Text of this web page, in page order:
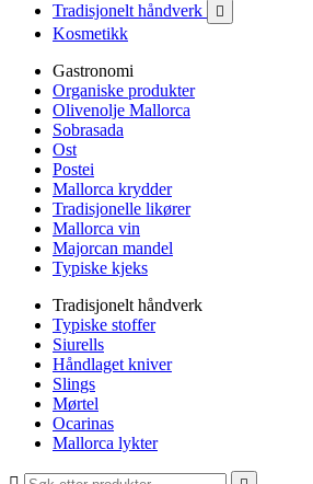
Tradisjonelt håndverk 
Kosmetikk
Gastronomi
Organiske produkter
Olivenolje Mallorca
Sobrasada
Ost
Postei
Mallorca krydder
Tradisjonelle likører
Mallorca vin
Majorcan mandel
Typiske kjeks
Tradisjonelt håndverk
Typiske stoffer
Siurells
Håndlaget kniver
Slings
Mørtel
Ocarinas
Mallorca lykter